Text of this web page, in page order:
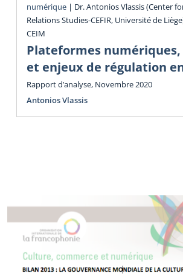
numérique | Dr. Antonios Vlassis (Center
Relations Studies-CEFIR, Université de
CEIM
Plateformes
et enjeux de régulation
Rapport d’analyse, Novembre 2020
Antonios Vlassis